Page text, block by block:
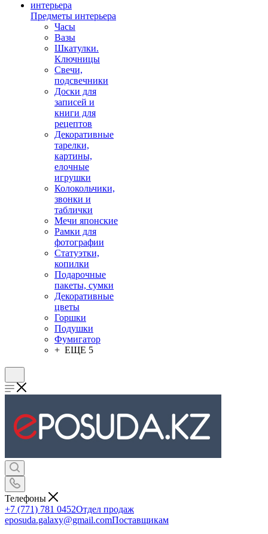
Предметы интерьера
Часы
Вазы
Шкатулки.
Ключницы
Свечи,
подсвечники
Доски для
записей и
книги для
рецептов
Декоративные
тарелки,
картины,
елочные
игрушки
Колокольчики,
звонки и
таблички
Мечи японские
Рамки для
фотографии
Статуэтки,
копилки
Подарочные
пакеты, сумки
Декоративные
цветы
Горшки
Подушки
Фумигатор
+ ЕЩЕ 5
Телефоны
+7 (771) 781 0452Отдел продаж
eposuda.galaxy@gmail.comПоставщикам